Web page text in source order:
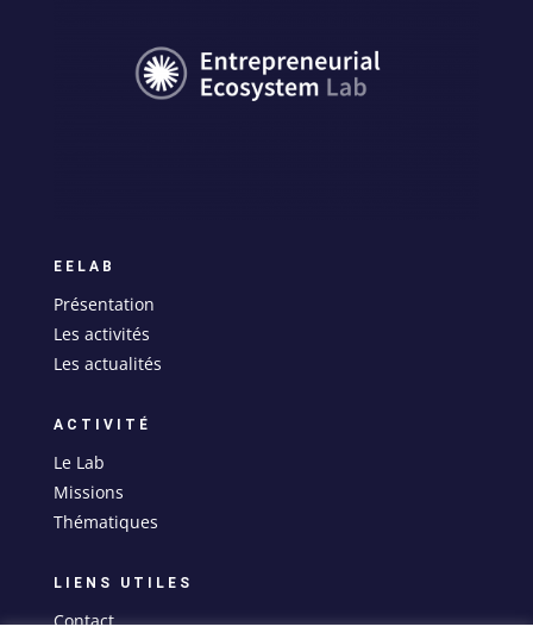
EELAB
Présentation
Les activités
Les actualités
ACTIVITÉ
Le Lab
Missions
Thématiques
LIENS UTILES
Contact